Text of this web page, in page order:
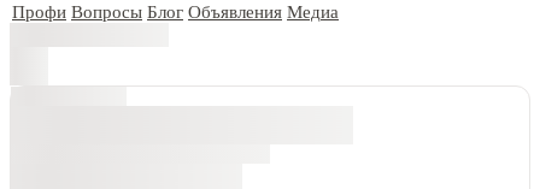
Профи Вопросы Блог Объявления Медиа